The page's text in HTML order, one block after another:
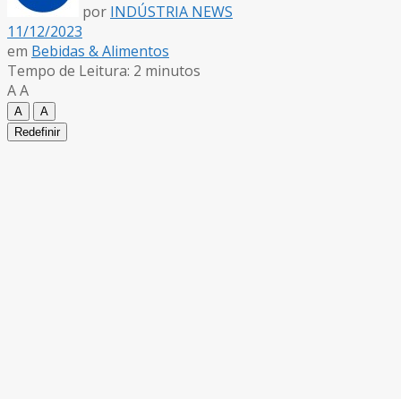
por INDÚSTRIA NEWS
11/12/2023
em Bebidas & Alimentos
Tempo de Leitura: 2 minutos
AA
A
A
Redefinir